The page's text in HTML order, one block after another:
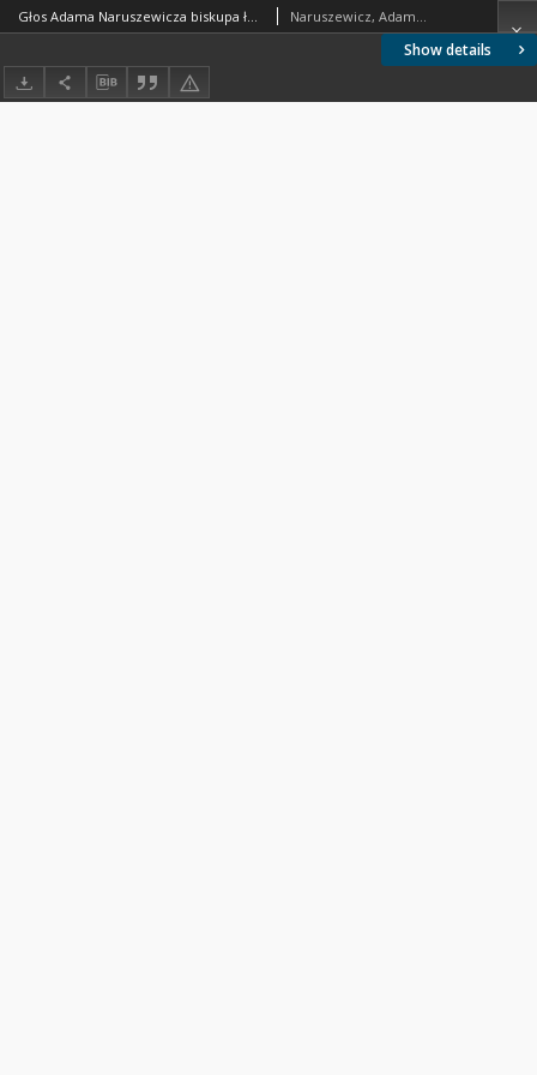
Show details
Głos Adama Naruszewicza biskupa łuckiego i brzeskiego przy założeniu pierwszego kamienia na Kościół Opatrznosci Boskiey r. 1792 dnia 3 maia na placu Uiazdowskim miany Naruszewicz, Adamd (1733-1796)